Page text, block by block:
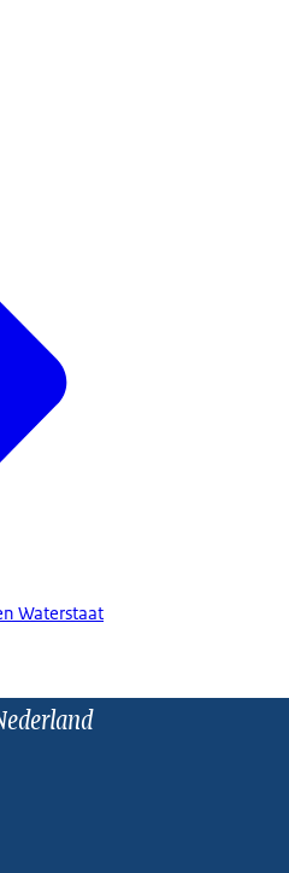
Waterstaat